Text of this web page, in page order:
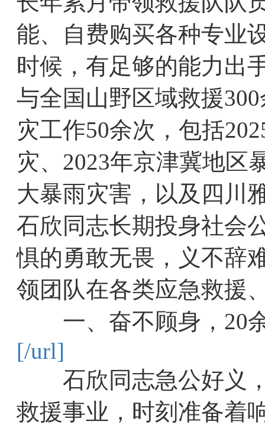
能、自费购买各种专业
时候，有足够的能力出
与全国山野区域救援
灾工作50余次，包括
灾、2023年京津冀地区
大暴雨灾害，以及四川
石欣同志长期投身社会
惧的勇敢无畏，义不辞
领团队在各类应急救援
一、奋不顾身，20余
[/url]
石欣同志急公好义，
救援事业，时刻准备着